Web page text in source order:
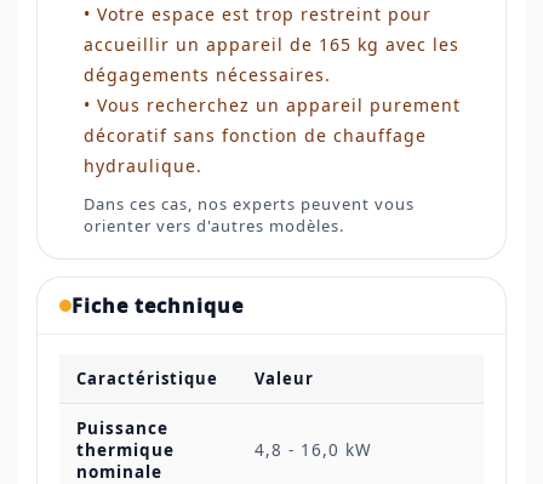
• Votre espace est trop restreint pour
accueillir un appareil de 165 kg avec les
dégagements nécessaires.
• Vous recherchez un appareil purement
décoratif sans fonction de chauffage
hydraulique.
Dans ces cas, nos experts peuvent vous
orienter vers d'autres modèles.
Fiche technique
Caractéristique Valeur
Puissance
thermique
nominale
4,8 - 16,0 kW